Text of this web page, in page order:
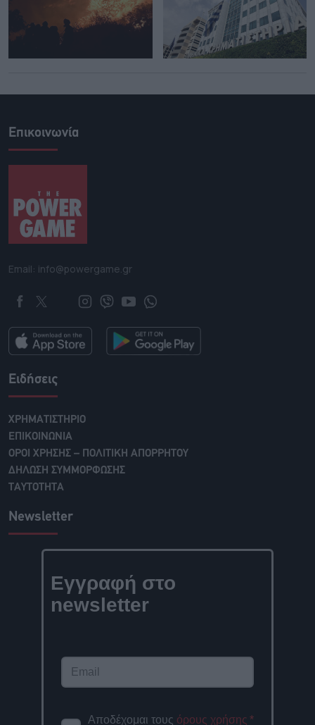
Επικοινωνία
Email: info@powergame.gr
Ειδήσεις
ΧΡΗΜΑΤΙΣΤΗΡΙΟ
ΕΠΙΚΟΙΝΩΝΙΑ
ΟΡΟΙ ΧΡΗΣΗΣ – ΠΟΛΙΤΙΚΗ ΑΠΟΡΡΗΤΟΥ
ΔΗΛΩΣΗ ΣΥΜΜΟΡΦΩΣΗΣ
ΤΑΥΤΟΤΗΤΑ
Newsletter
Εγγραφή στο
newsletter
Αποδέχομαι τους όρους χρήσης *